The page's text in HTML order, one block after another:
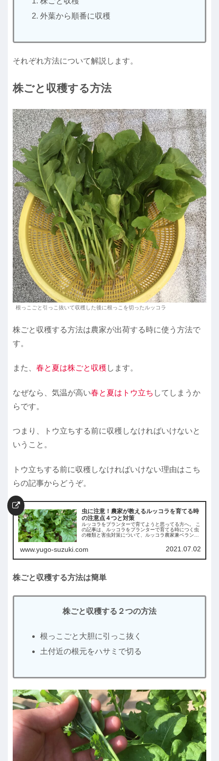
外葉から順番に収穫
それぞれ方法について解説します。
株ごと収穫する方法
根っこごと引っこ抜いて収穫した後に根っこを切ったルッコラ
株ごと収穫する方法は農家が出荷する時に使う方法で
す。
また、 春と夏は株ごと収穫 します。
なぜなら、気温が高い春と夏はトウ立ち してしまうか
らです。
つまり、トウ立ちする前に収穫しなければいけないと
いうこと。
トウ立ちする前に収穫しなければいけない理由はこち
らの記事からどうぞ。
虫に注意！農家が教えるルッコラを育てる時
の注意点４つと対策
ルッコラをプランターで育てようと思ってる方へ。 こ
の記事は、ルッコラをプランターで育てる時につく虫
の種類と害虫対策について、ルッコラ農家兼ベランダ
すいように解説してます。 この記事を読めば失敗しな
いルッコラ栽培ができます。
www.yugo-suzuki.com 2021.07.02
株ごと収穫する方法は簡単
株ごと収穫する２つの方法
根っこごと大胆に引っこ抜く
土付近の根元をハサミで切る